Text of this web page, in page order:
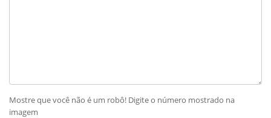
Mostre que você não é um robô! Digite o número mostrado na
imagem